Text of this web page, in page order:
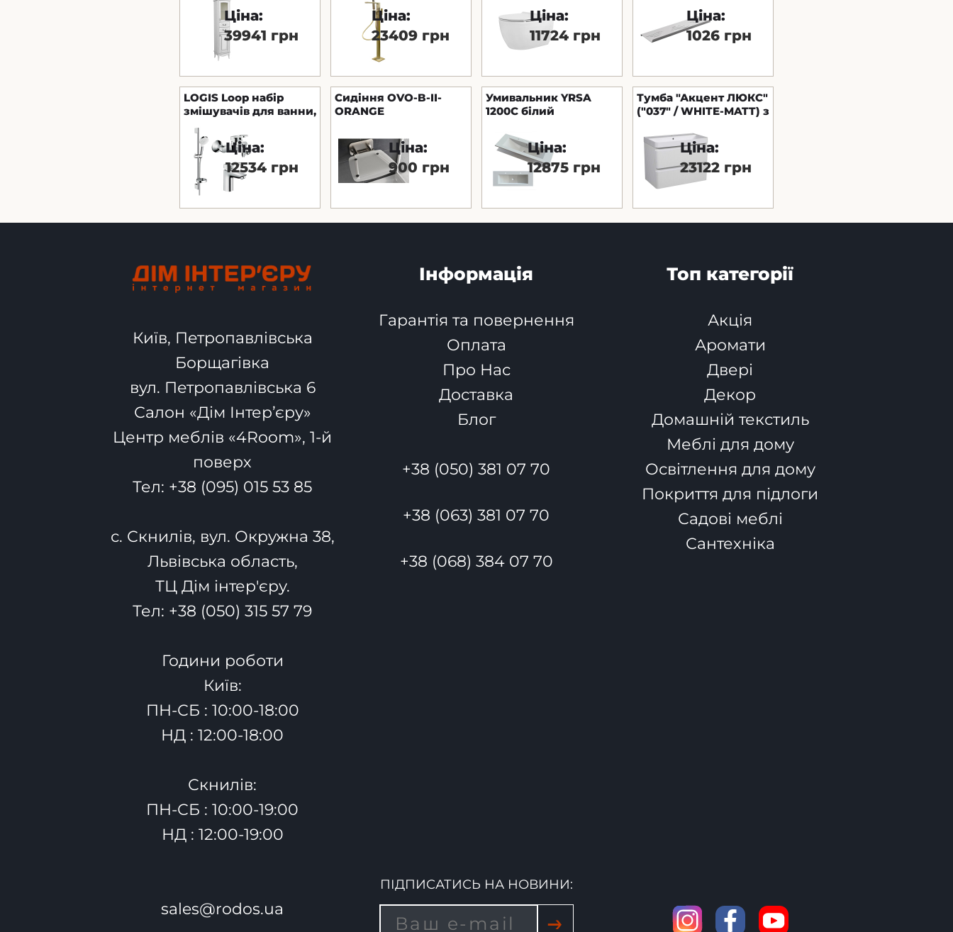
Ціна:
39941 грн
Ціна:
23409 грн
Ціна:
11724 грн
Ціна:
1026 грн
LOGIS Loop набір
змішувачів для ванни,
умивальник 100
(71151000, 71244000,
26553400)Ціна:
12534 грн
Сидіння OVO-B-II-
ORANGE
Ціна:
900 грн
Умивальник YRSA
1200C білий
MARMITE
Ціна:
12875 грн
Тумба "Акцент ЛЮКС"
("037" / WHITE-MATT) з
75 см (консольна)
Ціна:
23122 грн
Київ, Петропавлівська
Борщагівка
вул. Петропавлівська 6
Салон «Дім Інтер’єру»
Центр меблів «4Room», 1-й
поверх
Тел: +38 (095) 015 53 85
с. Скнилів, вул. Окружна 38,
Львівська область,
ТЦ Дім інтер'єру.
Тел: +38 (050) 315 57 79
Години роботи
Київ:
ПН-СБ : 10:00-18:00
НД : 12:00-18:00
Скнилів:
ПН-СБ : 10:00-19:00
НД : 12:00-19:00
sales@rodos.ua
Інформація
Гарантія та повернення
Оплата
Про Нас
Доставка
Блог
+38 (050) 381 07 70
+38 (063) 381 07 70
+38 (068) 384 07 70
ПІДПИСАТИСЬ НА НОВИНИ:
→
Топ категорії
Акція
Аромати
Двері
Декор
Домашній текстиль
Меблі для дому
Освітлення для дому
Покриття для підлоги
Садові меблі
Сантехніка